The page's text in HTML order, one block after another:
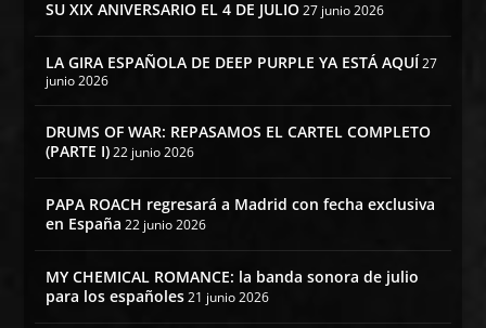
SU XIX ANIVERSARIO EL 4 DE JULIO 27 junio 2026
LA GIRA ESPAÑOLA DE DEEP PURPLE YA ESTÁ AQUÍ27
junio 2026
DRUMS OF WAR: REPASAMOS EL CARTEL COMPLETO
(PARTE I) 22 junio 2026
PAPA ROACH regresará a Madrid con fecha exclusiva
en España 22 junio 2026
MY CHEMICAL ROMANCE: la banda sonora de julio
para los españoles 21 junio 2026